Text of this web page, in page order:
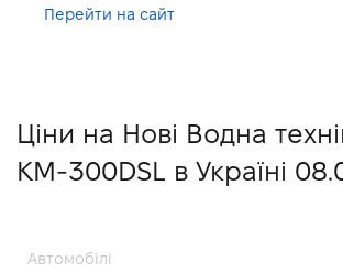
Перейти на сайт
Ціни на Нові Водна
KM-300DSL в Україні
Автомобілі